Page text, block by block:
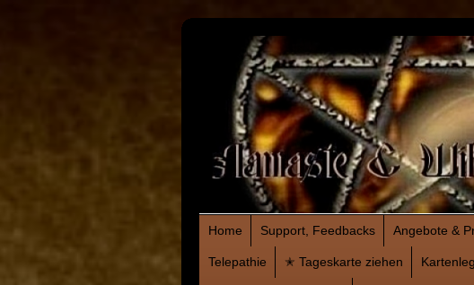
Home Support, Feedbacks Angebote &
Telepathie ✭ Tageskarte ziehen